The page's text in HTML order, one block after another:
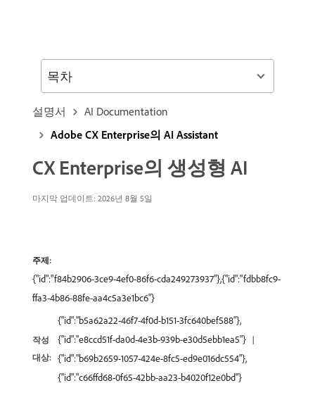
설명서
AI Documentation
Adobe CX Enterprise의 AI Assistant
CX Enterprise의 생성형 AI
마지막 업데이트: 2026년 8월 5일
주제:
{"id":"f84b2906-3ce9-4ef0-86f6-cda249273937"},{"id":"fdbb8fc9-
ffa3-4b86-88fe-aa4c5a3e1bc6"}
작성
대상:
{"id":"b5a62a22-46f7-4f0d-b151-3fc640bef588"},
{"id":"e8ccd51f-da0d-4e3b-939b-e30d5ebb1ea5"}
{"id":"b69b2659-1057-424e-8fc5-ed9e016dc554"},
{"id":"c66ffd68-0f65-42bb-aa23-b4020f12e0bd"}
목차